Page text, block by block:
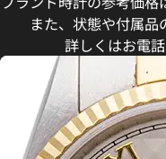
また、状態や付属
詳しくはお電